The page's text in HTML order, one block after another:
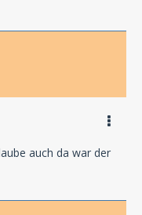
auch da war der